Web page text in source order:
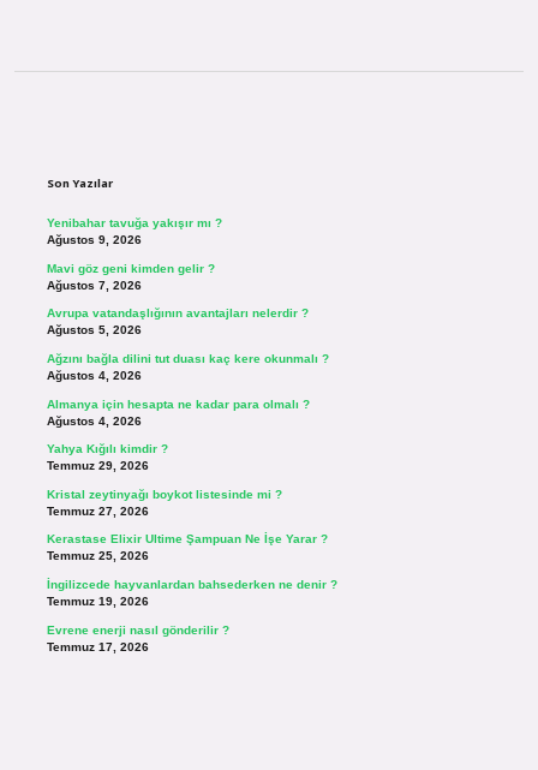
Son Yazılar
Yenibahar tavuğa yakışır mı ?
Ağustos 9, 2026
Mavi göz geni kimden gelir ?
Ağustos 7, 2026
Avrupa vatandaşlığının avantajları nelerdir ?
Ağustos 5, 2026
Ağzını bağla dilini tut duası kaç kere okunmalı ?
Ağustos 4, 2026
Almanya için hesapta ne kadar para olmalı ?
Ağustos 4, 2026
Yahya Kığılı kimdir ?
Temmuz 29, 2026
Kristal zeytinyağı boykot listesinde mi ?
Temmuz 27, 2026
Kerastase Elixir Ultime Şampuan Ne İşe Yarar ?
Temmuz 25, 2026
İngilizcede hayvanlardan bahsederken ne denir ?
Temmuz 19, 2026
Evrene enerji nasıl gönderilir ?
Temmuz 17, 2026